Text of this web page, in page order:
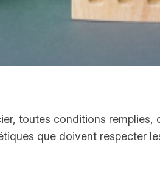
toutes conditions remplies,
que doivent respecter